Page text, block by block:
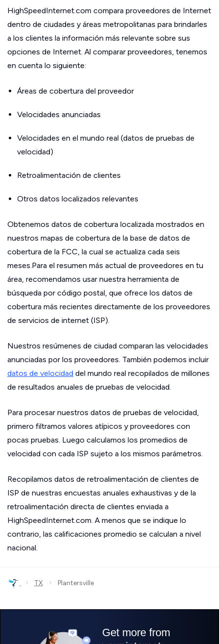
HighSpeedInternet.com compara proveedores de Internet
dentro de ciudades y áreas metropolitanas para brindarles
a los clientes la información más relevante sobre sus
opciones de Internet. Al comparar proveedores, tenemos
en cuenta lo siguiente:
Áreas de cobertura del proveedor
Velocidades anunciadas
Velocidades en el mundo real (datos de pruebas de
velocidad)
Retroalimentación de clientes
Otros datos localizados relevantes
Obtenemos datos de cobertura localizada mostrados en
nuestros mapas de cobertura de la base de datos de
cobertura de la FCC, la cual se actualiza cada seis
meses.Para el resumen más actual de proveedores en tu
área, recomendamos usar nuestra herramienta de
búsqueda por código postal, que ofrece los datos de
cobertura más recientes directamente de los proveedores
de servicios de internet (ISP).
Nuestros resúmenes de ciudad comparan las velocidades
anunciadas por los proveedores. También podemos incluir
datos de velocidad del mundo real recopilados de millones
de resultados anuales de pruebas de velocidad.
Para procesar nuestros datos de pruebas de velocidad,
primero filtramos valores atípicos y proveedores con
pocas pruebas. Luego calculamos los promedios de
velocidad con cada ISP sujeto a los mismos parámetros.
Recopilamos datos de retroalimentación de clientes de
ISP de nuestras encuestas anuales exhaustivas y de la
retroalimentación directa de clientes enviada a
HighSpeedInternet.com. A menos que se indique lo
contrario, las calificaciones promedio se calculan a nivel
nacional.
› TX › Plantersville